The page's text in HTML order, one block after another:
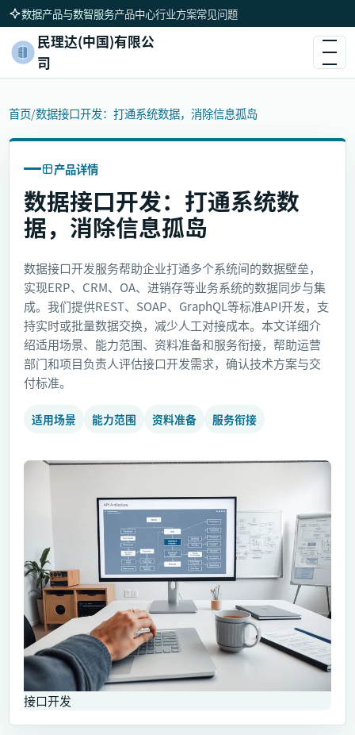
数据产品与数智服务产品中心行业方案常见问题
民理达(中国)有限公
司
首页/数据接口开发：打通系统数据，消除信息孤岛
产品详情
数据接口开发：打通系统数
据，消除信息孤岛
数据接口开发服务帮助企业打通多个系统间的数据壁垒，
实现ERP、CRM、OA、进销存等业务系统的数据同步与集
成。我们提供REST、SOAP、GraphQL等标准API开发，支
持实时或批量数据交换，减少人工对接成本。本文详细介
绍适用场景、能力范围、资料准备和服务衔接，帮助运营
部门和项目负责人评估接口开发需求，确认技术方案与交
付标准。
适用场景 能力范围 资料准备 服务衔接
接口开发